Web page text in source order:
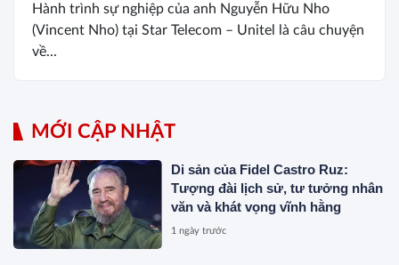
Hành trình sự nghiệp của anh Nguyễn Hữu Nho
(Vincent Nho) tại Star Telecom – Unitel là câu chuyện
về...
MỚI CẬP NHẬT
Di sản của Fidel Castro Ruz:
Tượng đài lịch sử, tư tưởng nhân
văn và khát vọng vĩnh hằng
1 ngày trước